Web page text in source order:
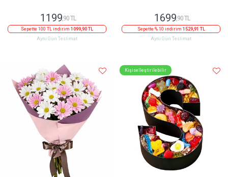
1199,90 TL
Sepette 100 TL indirim 1099,90 TL
Aynı Gün Teslimat
1699,90 TL
Sepette % 10 indirim 1529,91 TL
Aynı Gün Teslimat
Kişiselleştirilebilir